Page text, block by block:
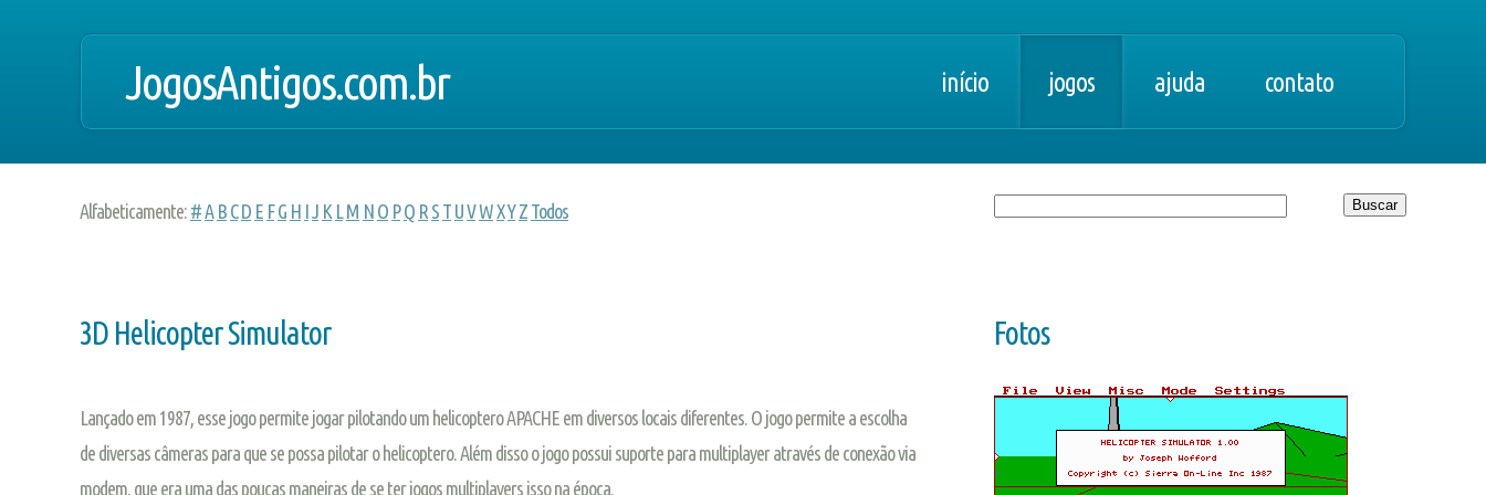
JogosAntigos.com.br início jogos ajuda contato
Alfabeticamente: # A B C D E F G H I J K L M N O P Q R S T UVWXY Z Todos
3D Helicopter Simulator
Lançado em 1987, esse jogo permite jogar pilotando um helicoptero APACHE em diversos locais diferentes. O jogo permite a escolha
de diversas câmeras para que se possa pilotar o helicoptero. Além disso o jogo possui suporte para multiplayer através de conexão via
modem, que era uma das poucas maneiras de se ter jogos multiplayers isso na época.
Fotos